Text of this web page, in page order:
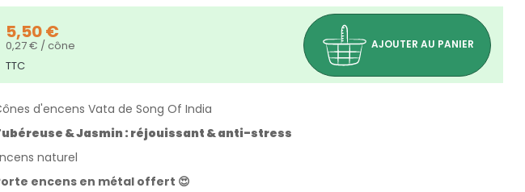
5,50 €
0,27 € / cône
TTC
AJOUTER AU PANIER
d'encens Vata de Song Of India
& Jasmin : réjouissant & anti-stress
naturel
encens en métal offert 😍